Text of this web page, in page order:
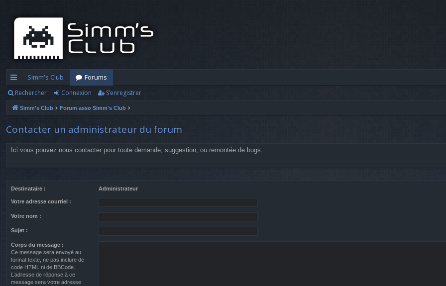
cc
ès
ra
Simm's Club
Forums
Rechercher Connexion S’enregistrer
Simm's Club Forum asso Simm's Club
Contacter un administrateur du forum
Ici vous pouvez nous contacter pour toute demande, suggestion, ou remontée de bugs.
Destinataire : Administrateur
Votre adresse courriel :
Votre nom :
Sujet :
Corps du message :
Ce message sera envoyé au
format texte, ne pas inclure de
code HTML ni de BBCode.
L’adresse de réponse à ce
message sera votre adresse